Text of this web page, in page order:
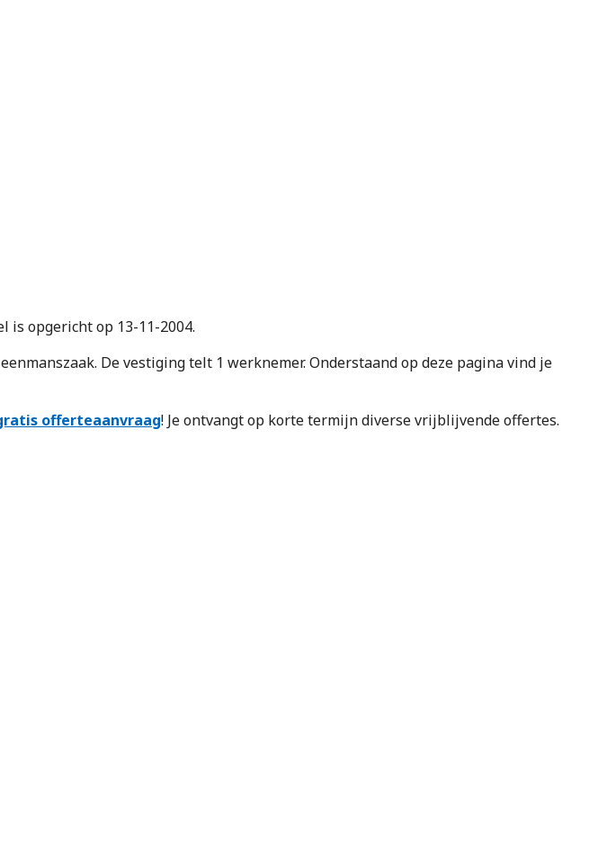
is opgericht op 13-11-2004.
De vestiging telt 1 werknemer. Onderstaand op deze pagina vind je
offerteaanvraag! Je ontvangt op korte termijn diverse vrijblijvende offertes.